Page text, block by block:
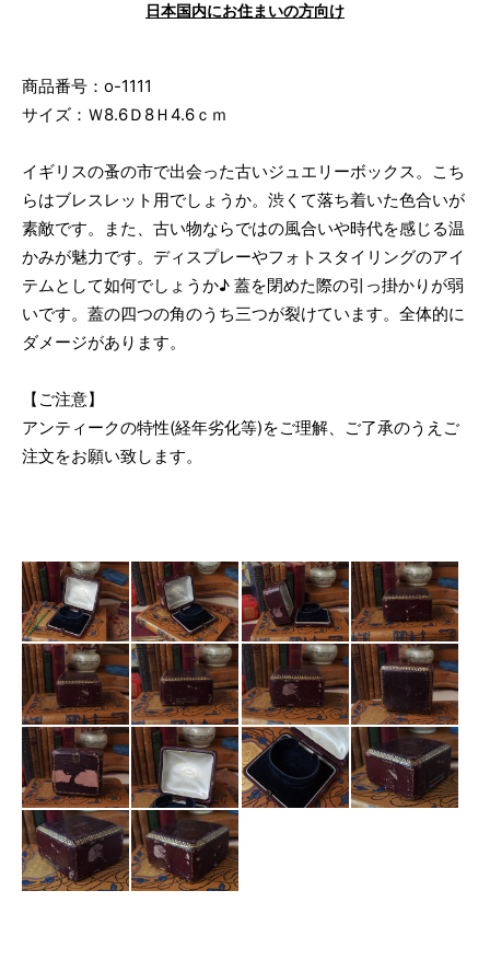
日本国内にお住まいの方向け
商品番号：o-1111
サイズ：Ｗ8.6Ｄ8Ｈ4.6ｃｍ
イギリスの蚤の市で出会った古いジュエリーボックス。こち
らはブレスレット用でしょうか。渋くて落ち着いた色合いが
素敵です。また、古い物ならではの風合いや時代を感じる温
かみが魅力です。ディスプレーやフォトスタイリングのアイ
テムとして如何でしょうか♪ 蓋を閉めた際の引っ掛かりが弱
いです。蓋の四つの角のうち三つが裂けています。全体的に
ダメージがあります。
【ご注意】
アンティークの特性(経年劣化等)をご理解、ご了承のうえご
注文をお願い致します。